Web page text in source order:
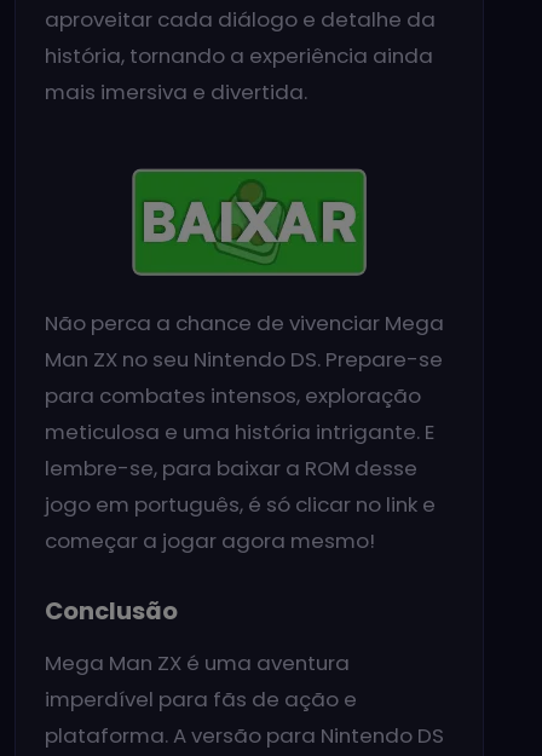
aproveitar cada diálogo e detalhe da
história, tornando a experiência ainda
mais imersiva e divertida.
Não perca a chance de vivenciar Mega
Man ZX no seu Nintendo DS. Prepare-se
para combates intensos, exploração
meticulosa e uma história intrigante. E
lembre-se, para baixar a ROM desse
jogo em português, é só clicar no link e
começar a jogar agora mesmo!
Conclusão
Mega Man ZX é uma aventura
imperdível para fãs de ação e
plataforma. A versão para Nintendo DS